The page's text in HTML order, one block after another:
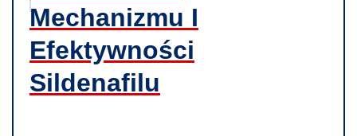
Mechanizmu I
Efektywności
Sildenafilu